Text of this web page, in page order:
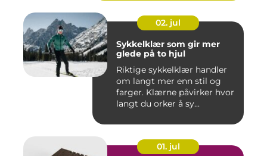
02. jul
Sykkelklær som gir mer
glede på to hjul
Riktige sykkelklær handler
om langt mer enn stil og
farger. Klærne påvirker hvor
langt du orker å sy...
01. jul